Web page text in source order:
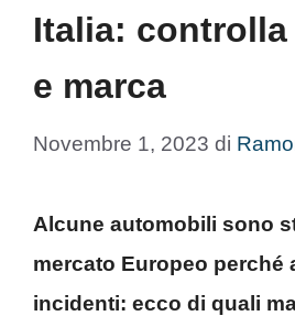
Italia:
e marca
Novembre 1, 2023 di
Alcune automobili sono
mercato Europeo perché
incidenti: ecco di quali